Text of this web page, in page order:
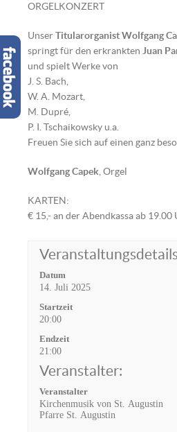
ORGELKONZERT
UnserTitularorganist Wolfgang
springt für den erkrankten Juan
und spielt Werke von
J. S. Bach,
W. A. Mozart,
M. Dupré,
P. I. Tschaikowsky u.a.
Freuen Sie sich auf einen ganz
Wolfgang Capek , Orgel
KARTEN:
€ 15,- an der Abendkassa ab 19.00
Datum
14. Juli 2025
Startzeit
20:00
Endzeit
21:00
Veranstalter:
Veranstalter
Kirchenmusik von St. Augustin
Pfarre St. Augustin